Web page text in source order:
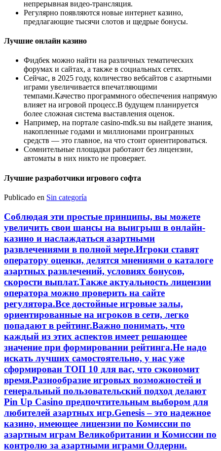
непрерывная видео-трансляция.
Регулярно появляются новые интернет казино,
предлагающие тысячи слотов и щедрые бонусы.
Лучшие онлайн казино
Фидбек можно найти на различных тематических
форумах и сайтах, а также в социальных сетях.
Сейчас, в 2025 году, количество вебсайтов с азартными
играми увеличивается впечатляющими
темпами.Качество программного обеспечения напрямую
влияет на игровой процесс.В будущем планируется
более сложная система выставления оценок.
Например, на портале casino-mdk.su вы найдете знания,
накопленные годами и миллионами проигранных
средств — это главное, на что стоит ориентироваться.
Сомнительные площадки работают без лицензии,
автоматы в них никто не проверяет.
Лучшие разработчики игрового софта
Publicado en Sin categoría
Соблюдая эти простые принципы, вы можете
увеличить свои шансы на выигрыш в онлайн-
казино и наслаждаться азартными
развлечениями в полной мере.Игроки ставят
оператору оценки, делятся мнениями о каталоге
азартных развлечений, условиях бонусов,
скорости выплат.Также актуальность лицензии
оператора можно проверить на сайте
регулятора.Все достойные игровые залы,
ориентированные на игроков в сети, легко
попадают в рейтинг.Важно понимать, что
каждый из этих аспектов имеет решающее
значение при формировании рейтинга.Не надо
искать лучших самостоятельно, у нас уже
сформирован ТОП 10 для вас, что сэкономит
время.Разнообразие игровых возможностей и
генеральный пользовательский подход делают
Pin Up Casino предпочтительным выбором для
любителей азартных игр.Genesis – это надежное
казино, имеющее лицензии по Комиссии по
азартным играм Великобритании и Комиссии по
контролю за азартными играми Олдерни.